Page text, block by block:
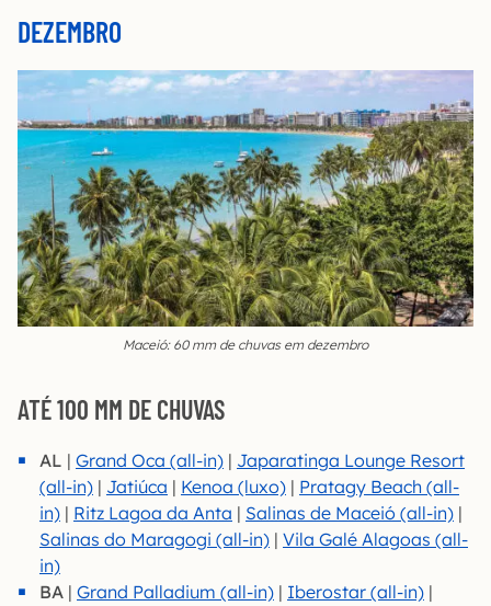
DEZEMBRO
Maceió: 60 mm de chuvas em dezembro
ATÉ 100 MM DE CHUVAS
AL | Grand Oca (all-in) | Japaratinga Lounge Resort
(all-in) | Jatiúca | Kenoa (luxo) | Pratagy Beach (all-
in) | Ritz Lagoa da Anta | Salinas de Maceió (all-in) |
Salinas do Maragogi (all-in) | Vila Galé Alagoas (all-
in)
BA | Grand Palladium (all-in) | Iberostar (all-in) |